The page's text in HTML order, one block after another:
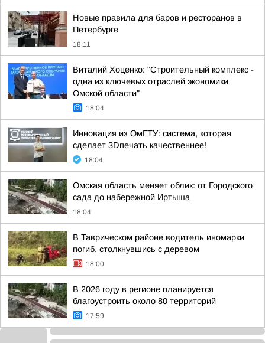
Новые правила для баров и ресторанов в
Петербурге
18:11
Виталий Хоценко: "Строительный комплекс -
одна из ключевых отраслей экономики
Омской области"
18:04
Инновация из ОмГТУ: система, которая
сделает 3Dпечать качественнее!
18:04
Омская область меняет облик: от Городского
сада до набережной Иртыша
18:04
В Таврическом районе водитель иномарки
погиб, столкнувшись с деревом
18:00
В 2026 году в регионе планируется
благоустроить около 80 территорий
17:59